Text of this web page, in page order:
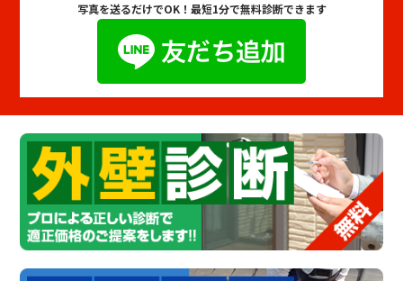
写真を送るだけでOK！ 最短1分で無料診断できます